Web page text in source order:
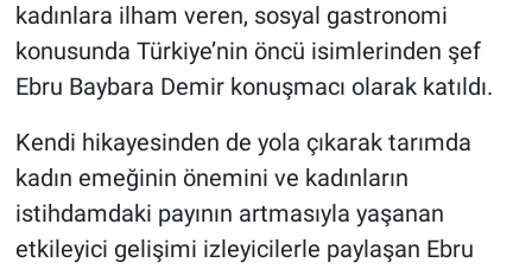
kadınlara ilham veren, sosyal gastronomi
konusunda Türkiye’nin öncü isimlerinden şef
Ebru Baybara Demir konuşmacı olarak katıldı.
Kendi hikayesinden de yola çıkarak tarımda
kadın emeğinin önemini ve kadınların
istihdamdaki payının artmasıyla yaşanan
etkileyici gelişimi izleyicilerle paylaşan Ebru